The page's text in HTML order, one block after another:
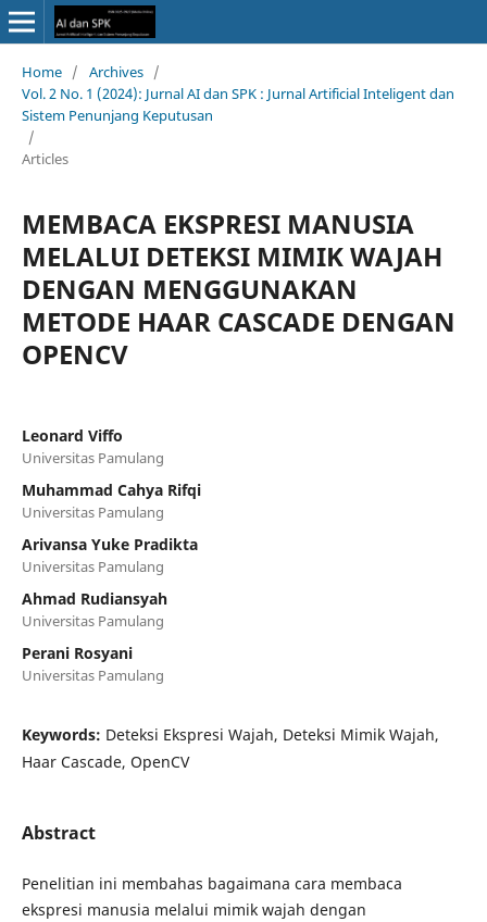
Home / Archives /
Vol. 2 No. 1 (2024): Jurnal AI dan SPK : Jurnal Artificial Inteligent dan
Sistem Penunjang Keputusan
/
Articles
MEMBACA EKSPRESI MANUSIA
MELALUI DETEKSI MIMIK WAJAH
DENGAN MENGGUNAKAN
METODE HAAR CASCADE DENGAN
OPENCV
Leonard Viffo
Universitas Pamulang
Muhammad Cahya Rifqi
Universitas Pamulang
Arivansa Yuke Pradikta
Universitas Pamulang
Ahmad Rudiansyah
Universitas Pamulang
Perani Rosyani
Universitas Pamulang
Keywords: Deteksi Ekspresi Wajah, Deteksi Mimik Wajah,
Haar Cascade, OpenCV
Abstract
Penelitian ini membahas bagaimana cara membaca
ekspresi manusia melalui mimik wajah dengan